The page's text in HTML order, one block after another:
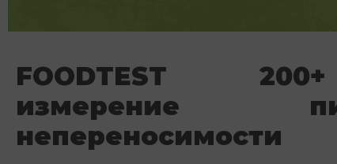
FOODTEST
измерение
непереносимости